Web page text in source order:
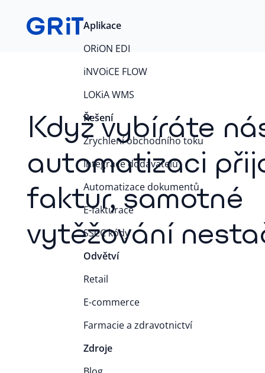
Aplikace
ORiON EDI
iNVOiCE FLOW
LOKiA WMS
Řešení
Zrychlení obchodního toku
Integrace dodavatelů
Automatizace dokumentů
E-fakturace
SSCC kódy
Odvětví
Retail
E-commerce
Farmacie a zdravotnictví
Zdroje
Když vybíráte
automatizaci
faktur, samotné
vytěžování